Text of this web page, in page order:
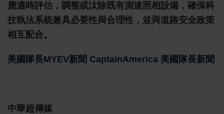
應適時評估，調整或汰除既有測速照相設備，確保科
技執法系統兼具必要性與合理性，並與道路安全政策
相互配合。
美國隊長MYEV新聞 CaptainAmerica 美國隊長新聞
中華超傳媒